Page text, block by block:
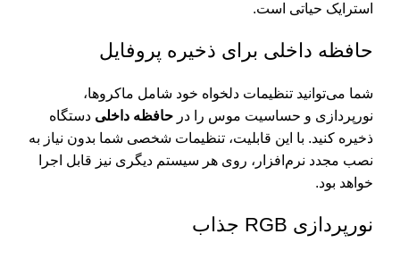
استرایک حیاتی است.
حافظه داخلی برای ذخیره پروفایل
شما می‌توانید تنظیمات دلخواه خود شامل ماکروها،
نورپردازی و حساسیت موس را در حافظه داخلی دستگاه
ذخیره کنید. با این قابلیت، تنظیمات شخصی شما بدون نیاز به
نصب مجدد نرم‌افزار، روی هر سیستم دیگری نیز قابل اجرا
خواهد بود.
نورپردازی RGB جذاب